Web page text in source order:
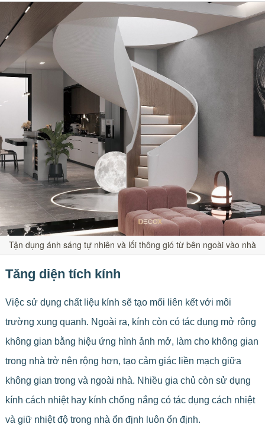
Tận dụng ánh sáng tự nhiên và lối thông gió từ bên ngoài vào nhà
Tăng diện tích kính
Việc sử dụng chất liệu kính sẽ tạo mối liên kết với môi
trường xung quanh. Ngoài ra, kính còn có tác dụng mở rộng
không gian bằng hiệu ứng hình ảnh mở, làm cho không gian
trong nhà trở nên rộng hơn, tạo cảm giác liền mạch giữa
không gian trong và ngoài nhà. Nhiều gia chủ còn sử dụng
kính cách nhiệt hay kính chống nắng có tác dụng cách nhiệt
và giữ nhiệt độ trong nhà ổn định luôn ổn định.